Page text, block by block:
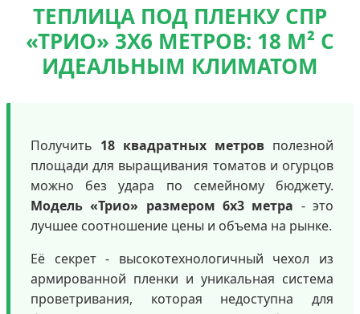
ТЕПЛИЦА ПОД ПЛЕНКУ СПР
«ТРИО» 3Х6 МЕТРОВ: 18 М² С
ИДЕАЛЬНЫМ КЛИМАТОМ
Получить 18 квадратных метров полезной
площади для выращивания томатов и огурцов
можно без удара по семейному бюджету.
Модель «Трио» размером 6х3 метра - это
лучшее соотношение цены и объема на рынке.
Её секрет - высокотехнологичный чехол из
армированной пленки и уникальная система
проветривания, которая недоступна для